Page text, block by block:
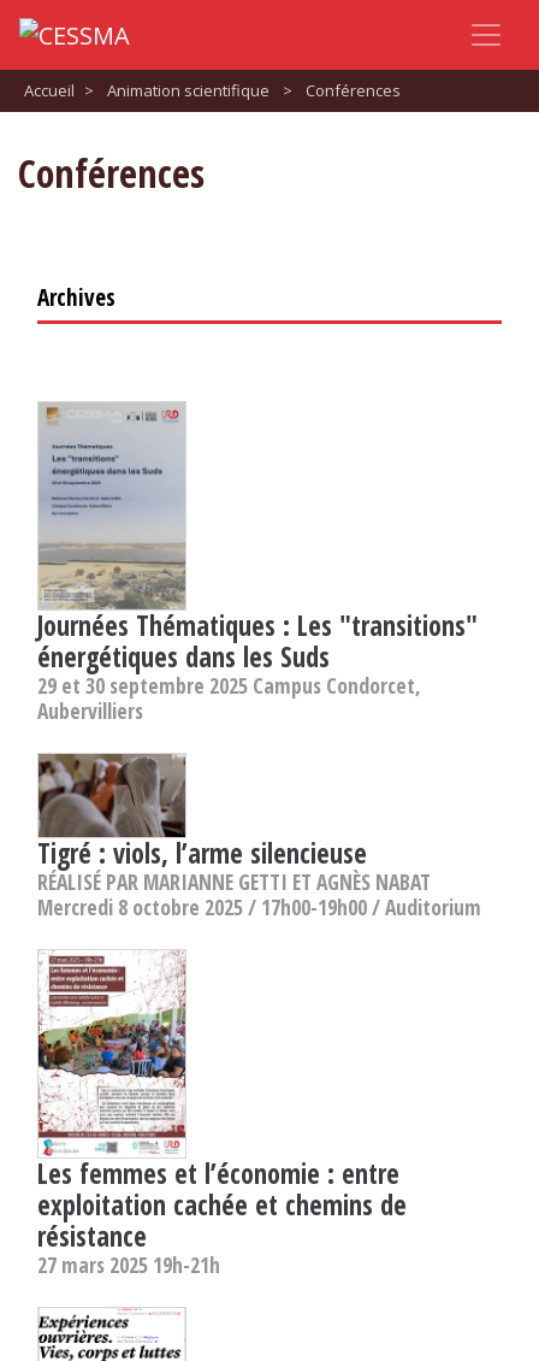
Accueil > Animation scientifique > Conférences
Conférences
Archives
Journées Thématiques : Les "transitions"
énergétiques dans les Suds
29 et 30 septembre 2025 Campus Condorcet,
Aubervilliers
Tigré : viols, l’arme silencieuse
RÉALISÉ PAR MARIANNE GETTI ET AGNÈS NABAT
Mercredi 8 octobre 2025 / 17h00-19h00 / Auditorium
Les femmes et l’économie : entre
exploitation cachée et chemins de
résistance
27 mars 2025 19h-21h